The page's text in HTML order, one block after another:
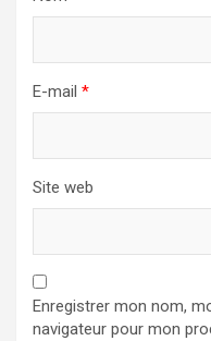
E-mail *
Site web
Enregistrer mon nom,
navigateur pour mon